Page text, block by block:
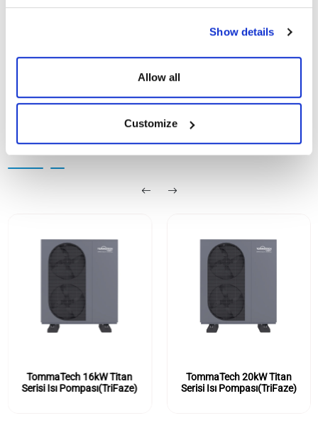
Show details
Allow all
Customize
BENZER ÜRÜNLER
TommaTech 16kW Titan
Serisi Isı Pompası(TriFaze)
TommaTech 20kW Titan
Serisi Isı Pompası(TriFaze)